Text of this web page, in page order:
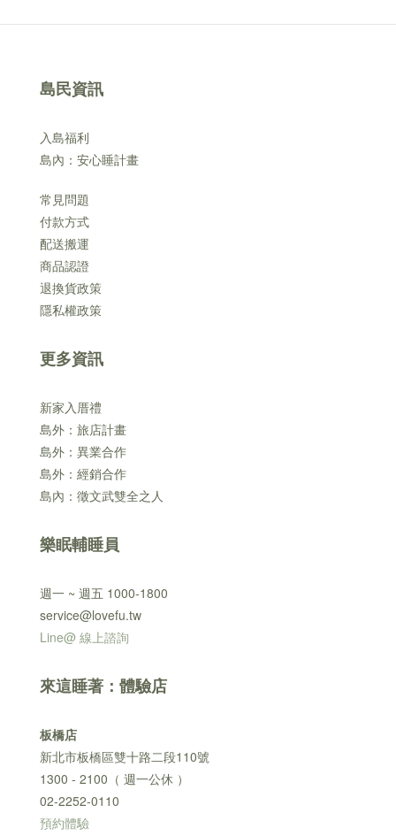
島民資訊
入島福利
島內：安心睡計畫
常見問題
付款方式
配送搬運
商品認證
退換貨政策
隱私權政策
更多資訊
新家入厝禮
島外：旅店計畫
島外：異業合作
島外：經銷合作
島內：徵文武雙全之人
樂眠輔睡員
週一 ~ 週五 1000-1800
service@lovefu.tw
Line@ 線上諮詢
來這睡著：體驗店
板橋店
新北市板橋區雙十路二段110號
1300 - 2100（ 週一公休 ）
02-2252-0110
預約體驗